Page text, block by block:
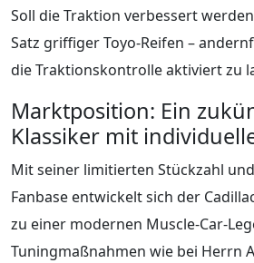
Soll die Traktion verbessert
Satz griffiger Toyo-Reifen –
die Traktionskontrolle aktiviert zu
Marktposition: Ein
Klassiker mit
Mit seiner limitierten Stückzahl
Fanbase entwickelt sich der
zu einer modernen Muscle-Car-
Tuningmaßnahmen wie bei Herrn